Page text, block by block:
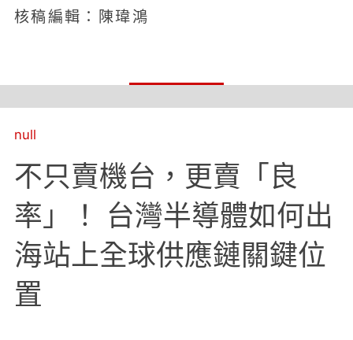
核稿編輯：陳瑋鴻
null
不只賣機台，更賣「良
率」！ 台灣半導體如何出
海站上全球供應鏈關鍵位
置